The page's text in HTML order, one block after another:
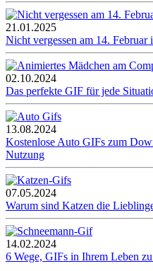
21.01.2025
Nicht vergessen am 14. Februar
02.10.2024
Das perfekte GIF für jede
13.08.2024
Kostenlose Auto GIFs zum
Nutzung
07.05.2024
Warum sind Katzen die
14.02.2024
6 Wege, GIFs in Ihrem Leben